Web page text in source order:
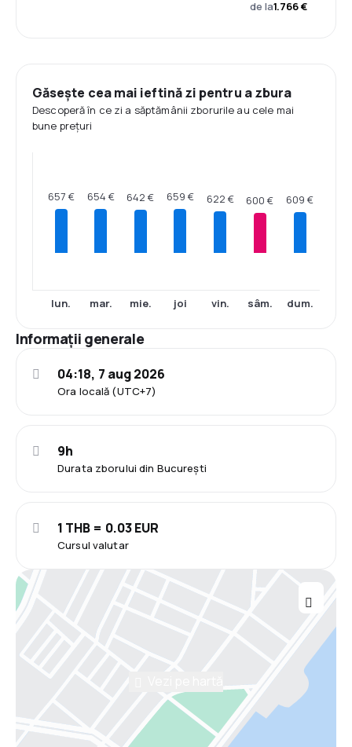
de la1.766 €
Găsește cea mai ieftină zi pentru a zbura
Descoperă în ce zi a săptămânii zborurile au cele mai
bune prețuri
657 €
lun.
654 €
mar.
642 €
mie.
659 €
joi
622 €
vin.
600 €
sâm.
609 €
dum.
Informații generale
Ora locală (UTC+7)
04:18, 7 aug 2026
Durata zborului din București
9h
Cursul valutar
1 THB = 0.03 EUR